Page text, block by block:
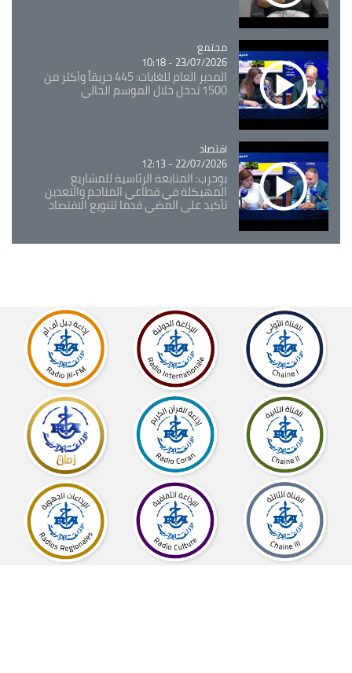
Catégorie
مجتمع
23/07/2026 - 10:18
المدير العام للغابات: 445 حريقاً وأكثر من
1500 تدخل خلال الموسم الحالي
Catégorie
اقتصاد
22/07/2026 - 12:13
بوحرب: المتابعة الرئاسية للمشاريع
المهيكلة في قطاعي المناجم والتعدين
تأكيد على المضي قدما لتنويع الاقتصاد